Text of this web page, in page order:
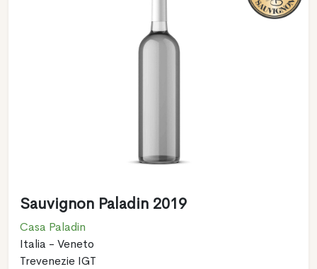
Sauvignon Paladin 2019
Casa Paladin
Italia - Veneto
Trevenezie IGT